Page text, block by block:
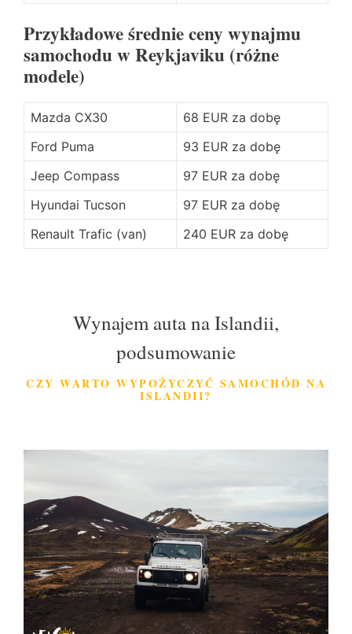
Przykładowe średnie ceny wynajmu
samochodu w Reykjaviku (różne
modele)
Mazda CX30
68 EUR za dobę
Ford Puma
93 EUR za dobę
Jeep Compass
97 EUR za dobę
Hyundai Tucson
97 EUR za dobę
Renault Trafic (van)
240 EUR za dobę
Wynajem auta na Islandii,
podsumowanie
CZY WARTO WYPOŻYCZYĆ SAMOCHÓD NA
ISLANDII?